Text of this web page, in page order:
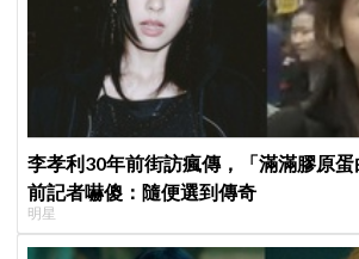
李孝利30年前街訪瘋傳，「滿滿膠原蛋
前記者嚇傻：隨便選到傳奇
明星